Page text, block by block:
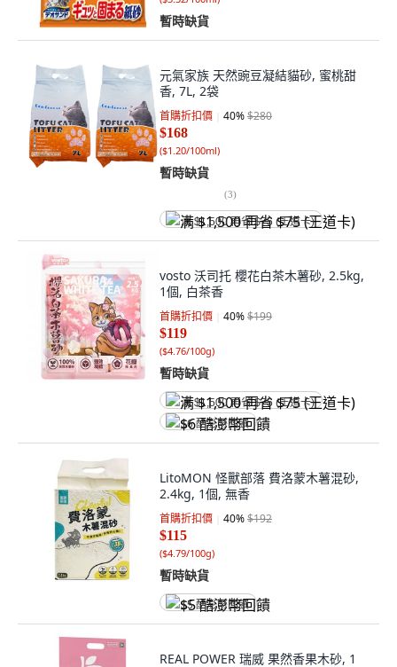
暫時缺貨
元氣家族 天然豌豆凝結貓砂, 蜜桃甜
香, 7L, 2袋
首購折扣價 40%$280
$168
($1.20/100ml)
暫時缺貨
(3)
满 $1,500 再省 $75 (王道卡)
vosto 沃司托 櫻花白茶木薯砂, 2.5kg,
1個, 白茶香
首購折扣價 40%$199
$119
($4.76/100g)
暫時缺貨
满 $1,500 再省 $75 (王道卡)
$6 酷澎幣回饋
LitoMON 怪獸部落 費洛蒙木薯混砂,
2.4kg, 1個, 無香
首購折扣價 40%$192
$115
($4.79/100g)
暫時缺貨
$5 酷澎幣回饋
REAL POWER 瑞威 果然香果木砂, 1